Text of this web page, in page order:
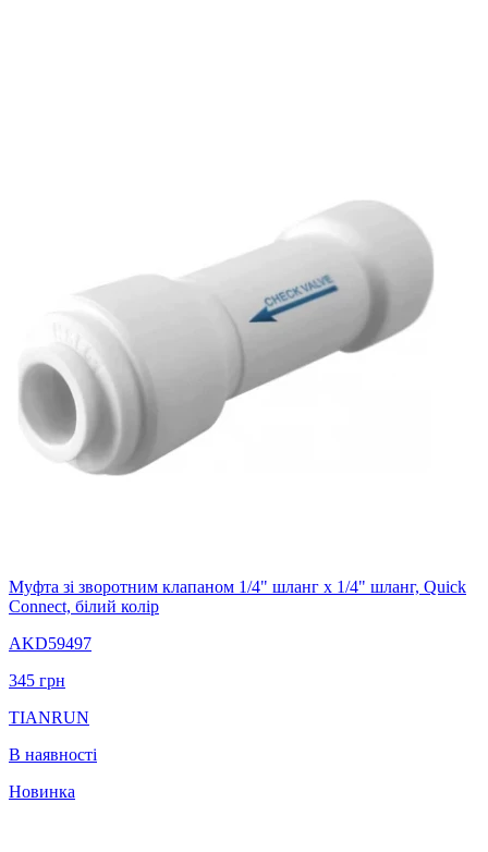
Муфта зі зворотним клапаном 1/4" шланг х 1/4" шланг, Quick
Connect, білий колір
AKD59497
345 грн
TIANRUN
В наявності
Новинка